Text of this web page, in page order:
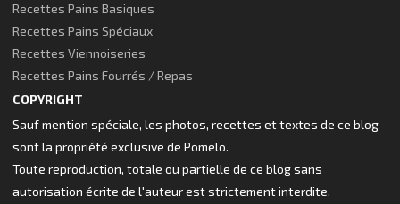
Recettes Pains Basiques
Recettes Pains Spéciaux
Recettes Viennoiseries
Recettes Pains Fourrés / Repas
COPYRIGHT
Sauf mention spéciale, les photos, recettes et textes de ce blog
sont la propriété exclusive de Pomelo.
Toute reproduction, totale ou partielle de ce blog sans
autorisation écrite de l'auteur est strictement interdite.